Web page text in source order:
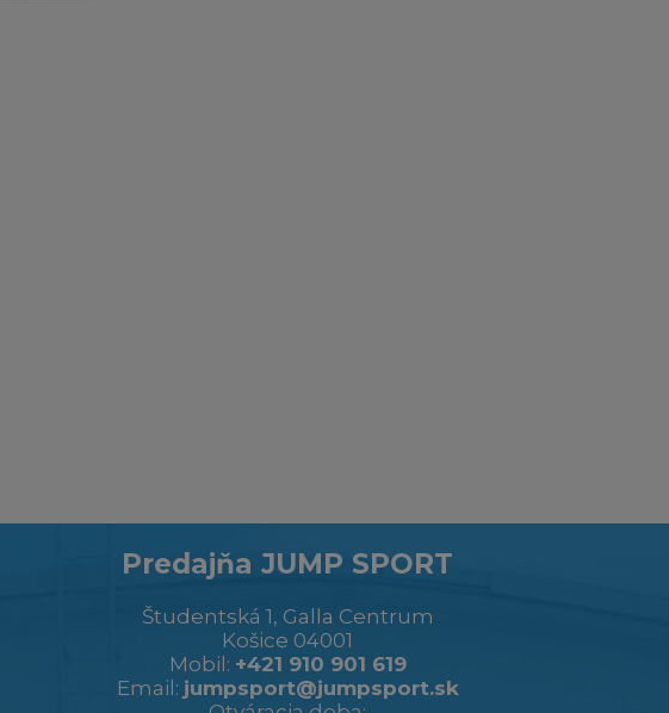
Predajňa JUMP SPORT
Študentská 1, Galla Centrum
Košice 04001
Mobil: +421 910 901 619
Email: jumpsport@jumpsport.sk